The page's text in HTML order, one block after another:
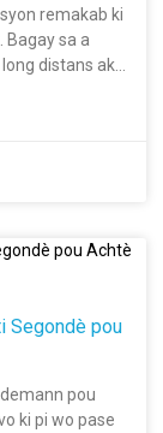
bon pèfòmans
sipòte difikilte
nan fini
remakab ki
Bagay sa a
distans ak
yo gran
demann pou
li trè enpòtan
ap chanje.
nou konprann
yon antrepriz
rive inovasyon
pwodwi ak
nou yo ki
Fib Optik ka fè,
Segondè pou
pou
ki pi wo pase